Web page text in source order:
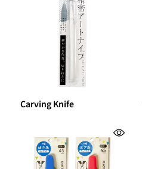
Carving Knife